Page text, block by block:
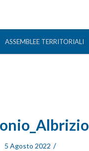
ASSEMBLEE TERRITORIALI
5 Agosto 2022 /